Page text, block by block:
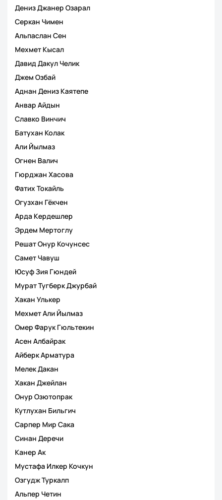
Дениз Джанер Озарал
Серкан Чимен
Альпаслан Сен
Мехмет Кысал
Давид Дакул Челик
Джем Озбай
Аднан Дениз Каятепе
Анвар Айдын
Славко Винчич
Батухан Колак
Али Йылмаз
Огнен Валич
Гюрджан Хасова
Фатих Токайль
Огузхан Гёкчен
Арда Кердешлер
Эрдем Мертоглу
Решат Онур Кочунсес
Самет Чавуш
Юсуф Зия Гюндей
Мурат Тугберк Джурбай
Хакан Улькер
Мехмет Али Йылмаз
Омер Фарук Гюльтекин
Асен Албайрак
Айберк Арматура
Мелек Дакан
Хакан Джейлан
Онур Озютопрак
Кутлухан Бильгич
Сарпер Мир Сака
Синан Деречи
Канер Ак
Мустафа Илкер Кочкун
Озгудж Туркалп
Альпер Четин